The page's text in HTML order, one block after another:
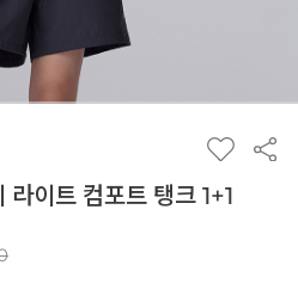
이트 컴포트 탱크 1+1